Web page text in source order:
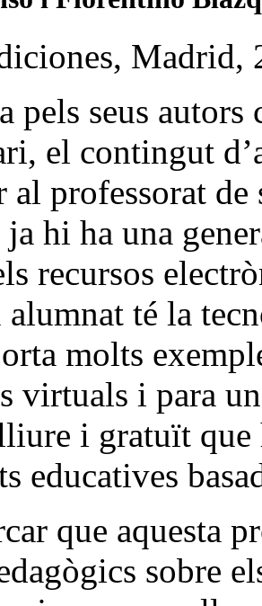
Madrid,
pels seus
el contingut
al professorat de
hi ha una
recursos
alumnat té la
molts
virtuals i para
i gratuït que
educatives
que aquesta
sobre